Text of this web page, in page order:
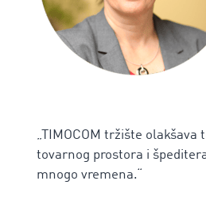
„TIMOCOM tržište olakšava
tovarnog prostora i
mnogo vremena.“